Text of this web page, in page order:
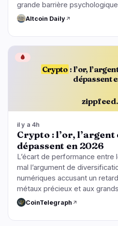
grande barrière
Altcoin Daily
Crypto : l’or,
dépassent
🩸
il y a 4h
Crypto : l’or,
dépassent en 2026
L’écart de performance entre
mal l’argument de
numériques accusant un
métaux précieux et aux
CoinTelegraph